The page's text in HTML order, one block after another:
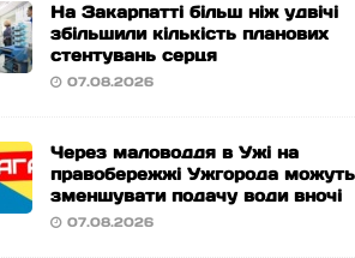
На Закарпатті більш ніж удвічі
збільшили кількість планових
стентувань серця
07.08.2026
Через маловоддя в Ужі на
правобережжі Ужгорода можуть
зменшувати подачу води вночі
07.08.2026